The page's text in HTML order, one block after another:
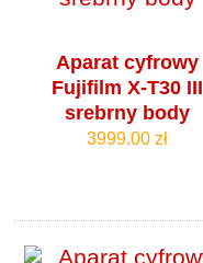
Aparat cyfrowy
Fujifilm X-T30 III
srebrny body
3999.00 zł